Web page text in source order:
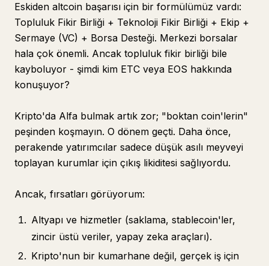
Eskiden altcoin başarısı için bir formülümüz vardı:
Topluluk Fikir Birliği + Teknoloji Fikir Birliği + Ekip +
Sermaye (VC) + Borsa Desteği. Merkezi borsalar
hala çok önemli. Ancak topluluk fikir birliği bile
kayboluyor - şimdi kim ETC veya EOS hakkında
konuşuyor?
Kripto'da Alfa bulmak artık zor; "boktan coin'lerin"
peşinden koşmayın. O dönem geçti. Daha önce,
perakende yatırımcılar sadece düşük asılı meyveyi
toplayan kurumlar için çıkış likiditesi sağlıyordu.
Ancak, fırsatları görüyorum:
Altyapı ve hizmetler (saklama, stablecoin'ler,
zincir üstü veriler, yapay zeka araçları).
Kripto'nun bir kumarhane değil, gerçek iş için